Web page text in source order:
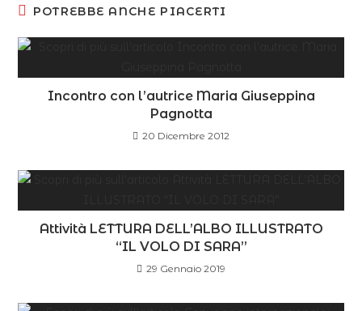
POTREBBE ANCHE PIACERTI
Incontro con l’autrice Maria Giuseppina
Pagnotta
20 Dicembre 2012
Attività LETTURA DELL’ALBO ILLUSTRATO
“IL VOLO DI SARA”
29 Gennaio 2019